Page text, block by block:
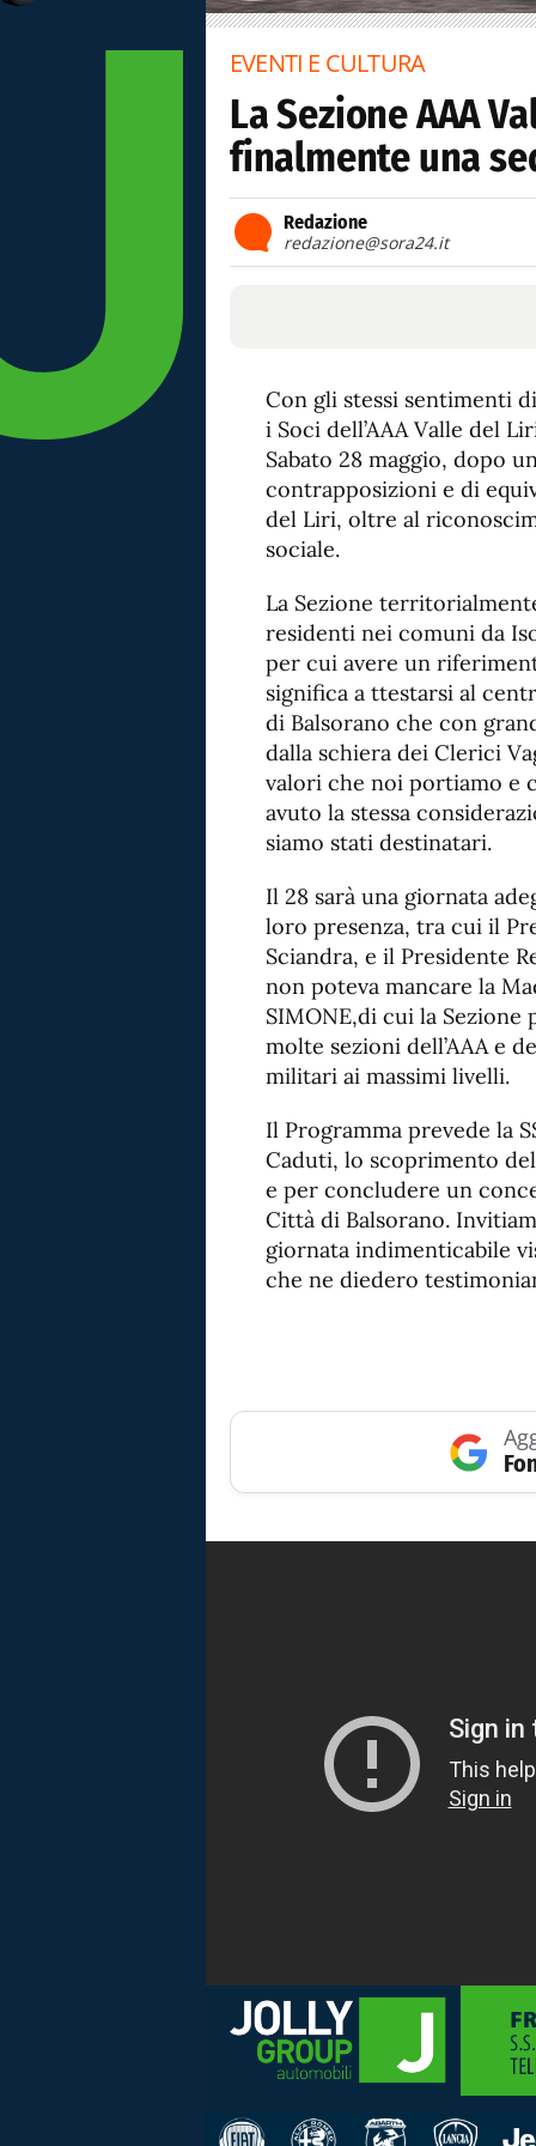
EVENTI E CULTURA
La Sezione AAA
finalmente una
Redazione
redazione@sora24.it
Con gli stessi sentimenti
i Soci dell’AAA Valle del
Sabato 28 maggio, dopo
contrapposizioni e di
del Liri, oltre al
sociale.
La Sezione
residenti nei comuni da
per cui avere un
significa a ttestarsi al
di Balsorano che con
dalla schiera dei Clerici
valori che noi portiamo e
avuto la stessa
siamo stati destinatari.
Il 28 sarà una giornata
loro presenza, tra cui il
Sciandra, e il Presidente
non poteva mancare la
SIMONE,di cui la Sezione
molte sezioni dell’AAA e
militari ai massimi livelli.
Il Programma prevede la
Caduti, lo scoprimento
e per concludere un
Città di Balsorano.
giornata indimenticabile
che ne diedero